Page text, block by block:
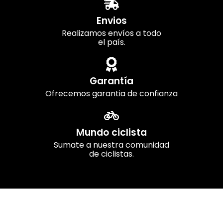
Envios
Realizamos envíos a todo
el país.
Garantía
Ofrecemos garantia de confianza
Mundo ciclista
Sumate a nuestra comunidad
de ciclistas.